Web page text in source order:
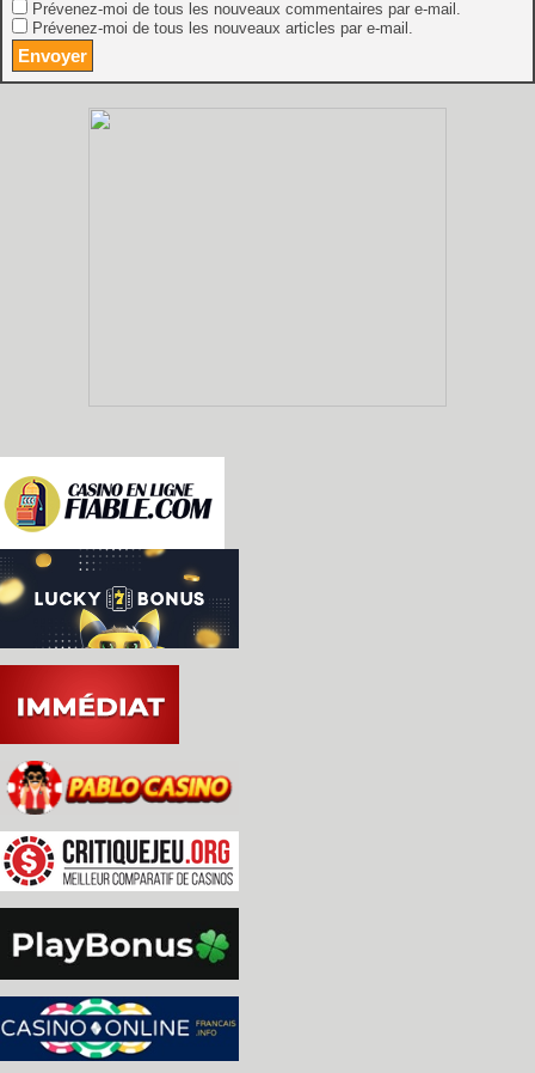
Prévenez-moi de tous les nouveaux commentaires par e-mail.
Prévenez-moi de tous les nouveaux articles par e-mail.